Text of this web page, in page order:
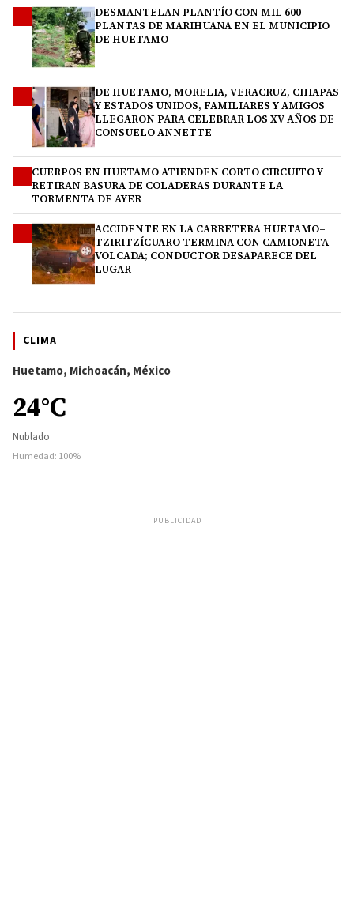
DESMANTELAN PLANTÍO CON MIL 600
PLANTAS DE MARIHUANA EN EL MUNICIPIO
DE HUETAMO
DE HUETAMO, MORELIA, VERACRUZ, CHIAPAS
Y ESTADOS UNIDOS, FAMILIARES Y AMIGOS
LLEGARON PARA CELEBRAR LOS XV AÑOS DE
CONSUELO ANNETTE
CUERPOS EN HUETAMO ATIENDEN CORTO CIRCUITO Y
RETIRAN BASURA DE COLADERAS DURANTE LA
TORMENTA DE AYER
ACCIDENTE EN LA CARRETERA HUETAMO–
TZIRITZÍCUARO TERMINA CON CAMIONETA
VOLCADA; CONDUCTOR DESAPARECE DEL
LUGAR
CLIMA
Huetamo, Michoacán, México
24°C
Nublado
Humedad: 100%
PUBLICIDAD